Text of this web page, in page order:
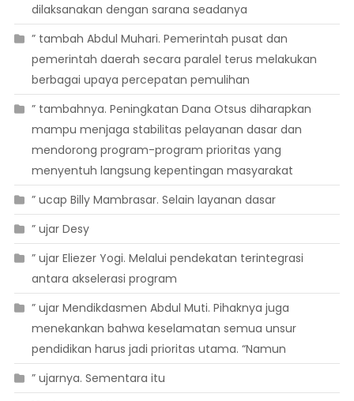
dilaksanakan dengan sarana seadanya
” tambah Abdul Muhari. Pemerintah pusat dan
pemerintah daerah secara paralel terus melakukan
berbagai upaya percepatan pemulihan
” tambahnya. Peningkatan Dana Otsus diharapkan
mampu menjaga stabilitas pelayanan dasar dan
mendorong program-program prioritas yang
menyentuh langsung kepentingan masyarakat
” ucap Billy Mambrasar. Selain layanan dasar
” ujar Desy
” ujar Eliezer Yogi. Melalui pendekatan terintegrasi
antara akselerasi program
” ujar Mendikdasmen Abdul Muti. Pihaknya juga
menekankan bahwa keselamatan semua unsur
pendidikan harus jadi prioritas utama. “Namun
” ujarnya. Sementara itu